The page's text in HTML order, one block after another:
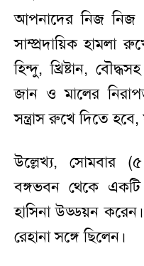
আপনাদের নিজ নিজ
সাম্প্রদায়িক হামলা
হিন্দু, খ্রিষ্টান,
জান ও মালের
সন্ত্রাস রুখে দিতে
উল্লেখ্য, সোমবার
বঙ্গভবন থেকে একটি
হাসিনা উড্ডয়ন
রেহানা সঙ্গে ছিলেন।